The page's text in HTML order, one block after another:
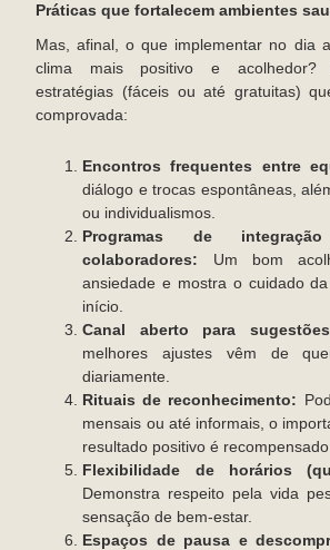
Práticas que fortalecem ambientes
Mas, afinal, o que implementar no dia
clima mais positivo e acolhedor?
estratégias (fáceis ou até gratuitas)
comprovada:
Encontros frequentes entre
diálogo e trocas espontâneas,
ou individualismos.
Programas de
colaboradores: Um bom
ansiedade e mostra o cuidado
início.
Canal aberto para
melhores ajustes vêm de
diariamente.
Rituais de reconhecimento:
mensais ou até informais, o
resultado positivo é recompensado.
Flexibilidade de horários
Demonstra respeito pela vida
sensação de bem-estar.
Espaços de pausa e